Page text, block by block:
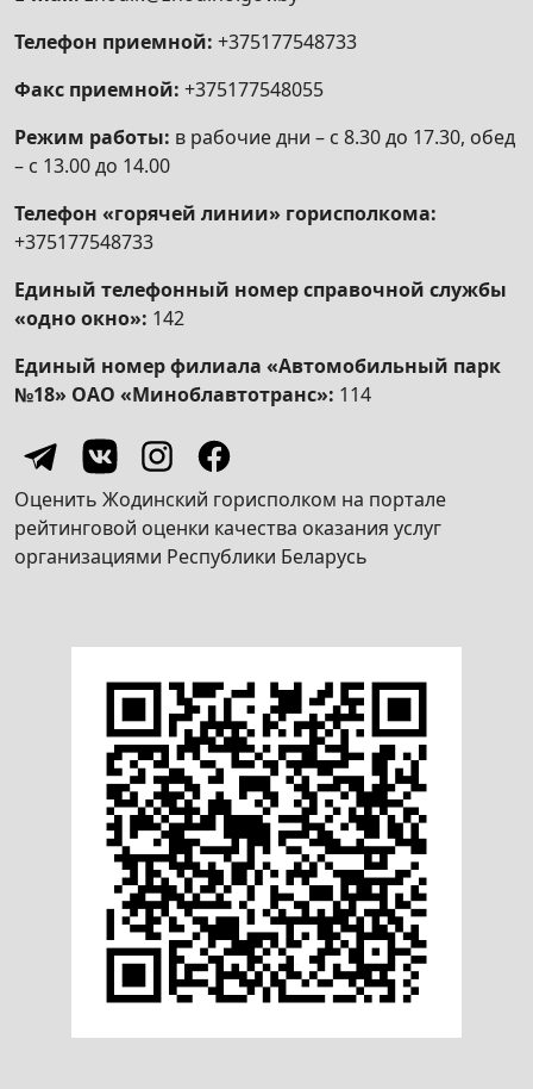
договоры, предусматривающие передачу им
во владение и пользование объектов
капитальный ремонт, аккумулированных на
специальных счетах, открытых
товариществами собственников в банках и
небанковских кредитно-финансовых
организациях, либо размещенных во вклады
(депозиты) организаций застройщиков,
небанковских кредитно-финансовых
организациях для аккумулирования этих
дома, его конструктивных элементов,
16.3.1 «Получение решения о признании
многоквартирного, блокированного или
не соответствующими установленным
для проживания санитарным и техническим
требованиям»
Принятие решения об осуществлении
деятельности по оказанию услуг в сфере
агроэкотуризма
Согласование проведения соревнования по
спортивному рыболовству в рыболовных
угодьях фонда запаса
Получение удостоверения на право
Телефон приемной: +375177548733
Факс приемной: +375177548055
Режим работы: в рабочие дни – с 8.30 до 17.30, обед
– с 13.00 до 14.00
Телефон «горячей линии» горисполкома:
+375177548733
Единый телефонный номер справочной службы
«одно окно»: 142
Единый номер филиала «Автомобильный парк
№18» ОАО «Миноблавтотранс»: 114
Оценить Жодинский горисполком на портале
рейтинговой оценки качества оказания услуг
организациями Республики Беларусь